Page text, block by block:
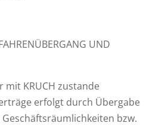
UND
mit KRUCH zustande
erfolgt durch Übergabe
bzw.